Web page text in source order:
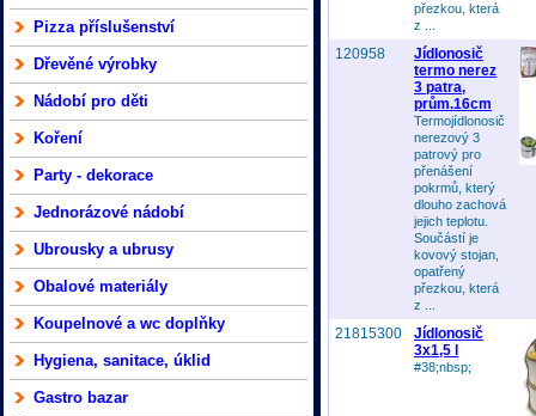
Pizza příslušenství
Dřevěné výrobky
Nádobí pro děti
Koření
Party - dekorace
Jednorázové nádobí
Ubrousky a ubrusy
Obalové materiály
Koupelnové a wc doplňky
Hygiena, sanitace, úklid
Gastro bazar
přezkou, která
z ...
120958
Jídlonosič
termo nerez
3 patra,
prům.16cm
Termojídlonosič
nerezový 3
patrový pro
přenášení
pokrmů, který
dlouho zachová
jejich teplotu.
Součástí je
kovový stojan,
opatřený
přezkou, která
z ...
21815300
Jídlonosič
3x1,5 l
#38;nbsp;